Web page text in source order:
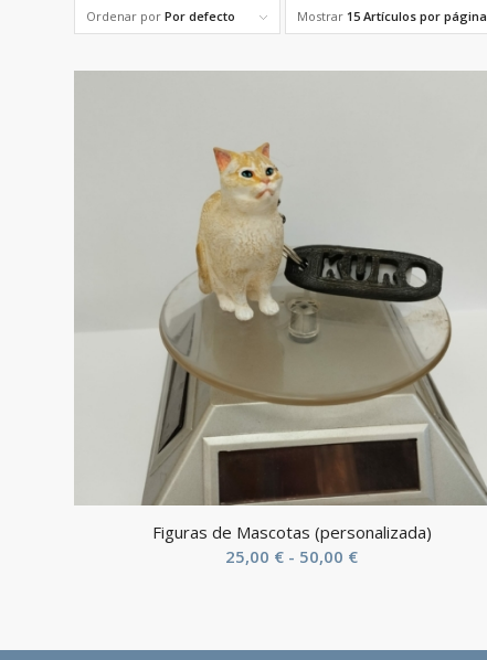
Ordenar por Por defecto Mostrar 15 Artículos por página
Figuras de Mascotas (personalizada)
25,00 € - 50,00 €Rango